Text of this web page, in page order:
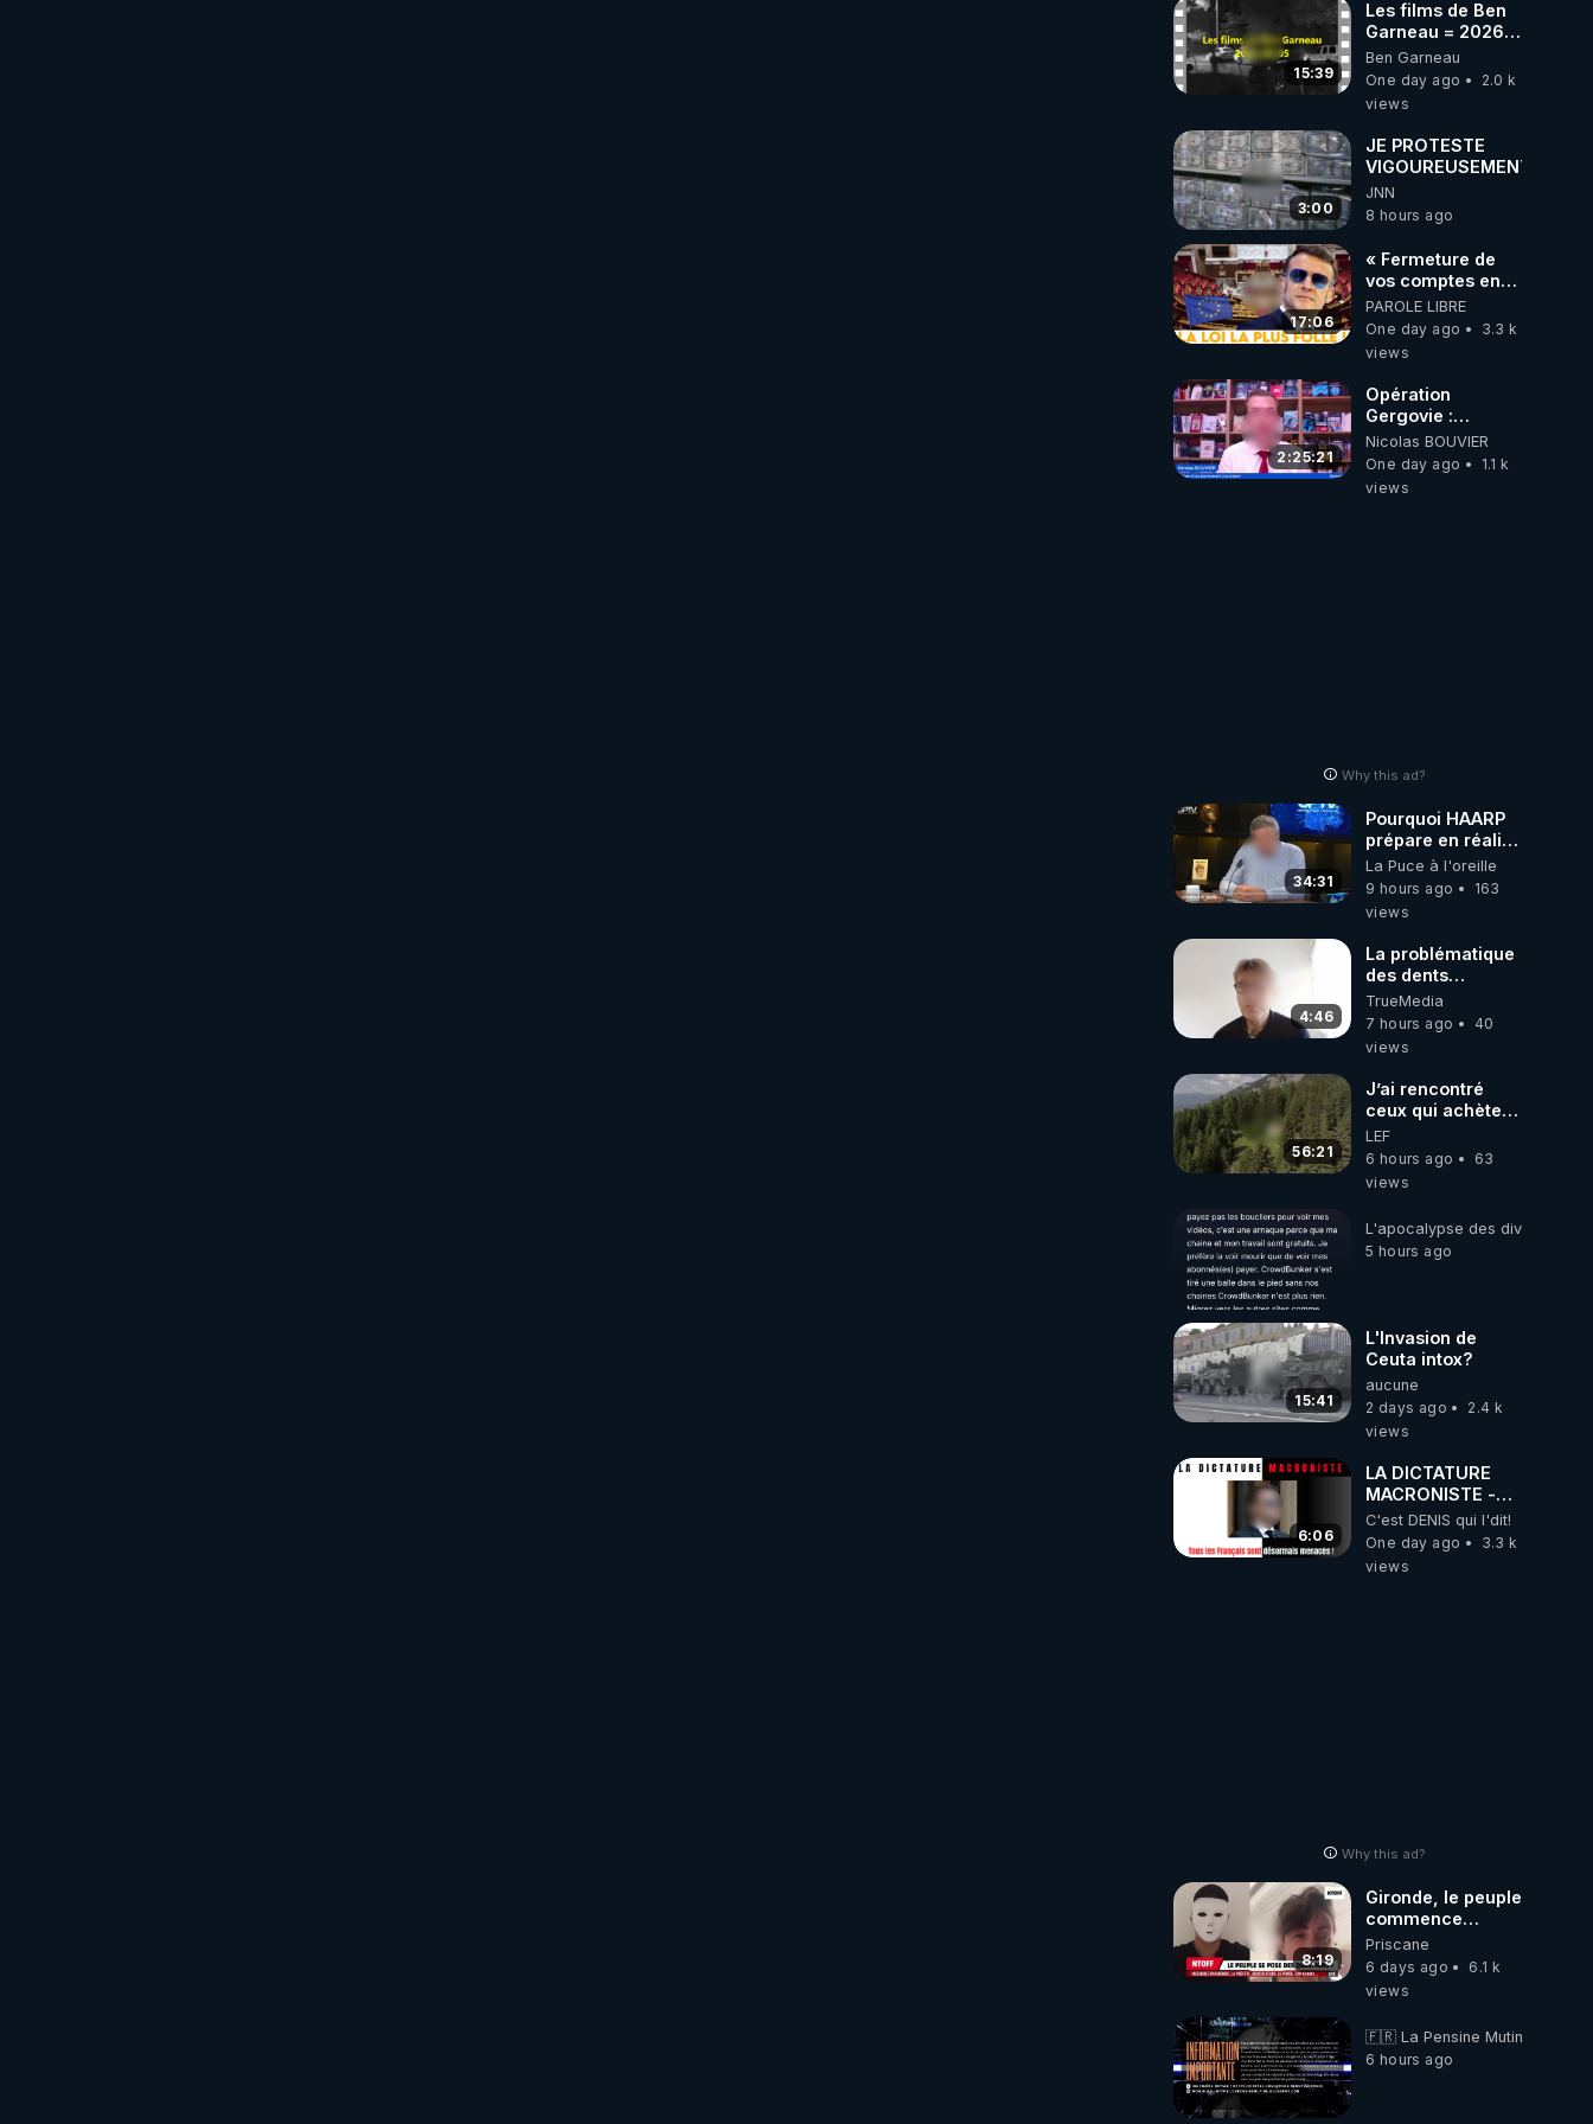
15:39
Les films de Ben
Garneau = 2026-
08-05
Ben Garneau
One day ago
2.0 k
views
3:00
JE PROTESTE
VIGOUREUSEMENT
JNN
8 hours ago
17:06
« Fermeture de
vos comptes en
banque ! » :
Macron impose
une loi folle !
PAROLE LIBRE
One day ago
3.3 k
views
2:25:21
Opération
Gergovie :
‪@38resistancegauloise‬
‪@MarionSigautOfficiel‬
‪@gladysriifard5710‬
Nicolas BOUVIER
One day ago
1.1 k
views
Why this ad?
34:31
Pourquoi HAARP
prépare en réalité
un CHAOS
climatique, on
répond
La Puce à l'oreille
9 hours ago
163
views
4:46
La problématique
des dents
dévitalisées et
des implants
TrueMedia
7 hours ago
40
views
56:21
J’ai rencontré
ceux qui achètent
des bunkers pour
survivre à la fin
du monde
LEF
6 hours ago
63
views
L'apocalypse des divulgations
5 hours ago
15:41
L'Invasion de
Ceuta intox?
aucune
2 days ago
2.4 k
views
6:06
LA DICTATURE
MACRONISTE -
Tous les Français
sont désormais
menacés !
C'est DENIS qui l'dit!
One day ago
3.3 k
views
Why this ad?
8:19
Gironde, le peuple
commence
vraiment à se
poser des
questions !
nous cache...
Priscane
6 days ago
6.1 k
views
🇫🇷 La Pensine Mutine
6 hours ago